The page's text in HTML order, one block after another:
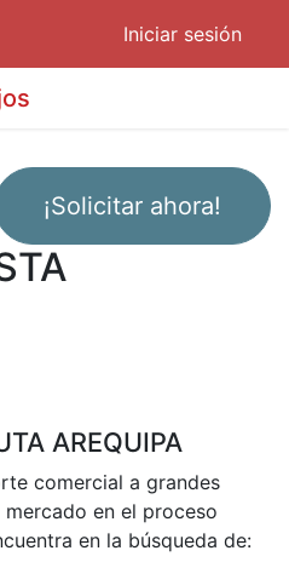
Iniciar sesión
¡Solicitar ahora!
AREQUIPA
comercial a grandes
en el proceso
en la búsqueda de: